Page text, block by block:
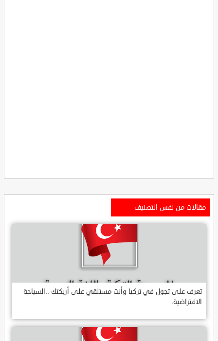
مقالات من نفس التصنيف
تعرف على تجول في تركيا وأنت مستلقي على أريكتك ..السياحة
الافتراضية.